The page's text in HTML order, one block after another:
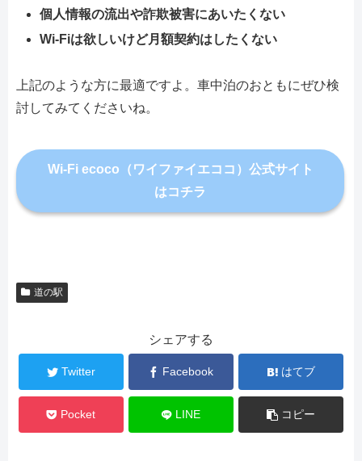
個人情報の流出や詐欺被害にあいたくない
Wi-Fiは欲しいけど月額契約はしたくない
上記のような方に最適ですよ。車中泊のおともにぜひ検
討してみてくださいね。
Wi-Fi ecoco（ワイファイエココ）公式サイト
はコチラ
道の駅
シェアする
Twitter Facebook はてブ
Pocket LINE コピー